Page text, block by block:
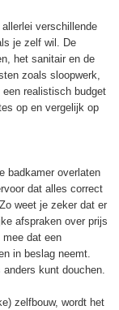
verschillende
je zelf wil. De
het sanitair en de
zoals sloopwerk,
een realistisch budget
op en vergelijk op
badkamer overlaten
dat alles correct
weet je zeker dat er
afspraken over prijs
mee dat een
in beslag neemt.
kunt douchen.
zelfbouw, wordt het